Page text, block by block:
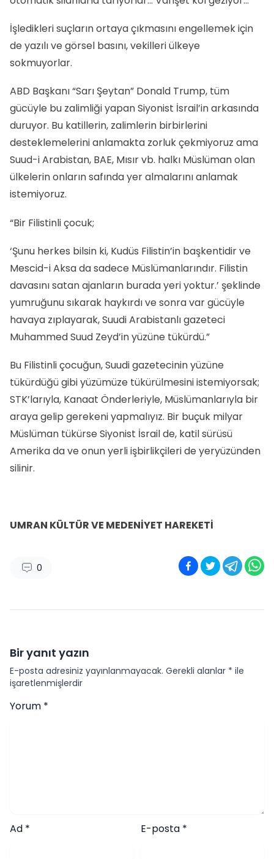
İşledikleri suçların ortaya çıkmasını engellemek için
de yazılı ve görsel basını, vekilleri ülkeye
sokmuyorlar.
ABD Başkanı “Sarı Şeytan” Donald Trump, tüm
gücüyle bu zalimliği yapan Siyonist İsrail’in arkasında
duruyor. Bu katillerin, zalimlerin birbirlerini
desteklemelerini anlamakta zorluk çekmiyoruz ama
Suud-i Arabistan, BAE, Mısır vb. halkı Müslüman olan
ülkelerin onların safında yer almalarını anlamak
istemiyoruz.
“Bir Filistinli çocuk;
‘Şunu herkes bilsin ki, Kudüs Filistin’in başkentidir ve
Mescid-i Aksa da sadece Müslümanlarındır. Filistin
davasını satan ajanların burada yeri yoktur.’ şeklinde
yumruğunu sıkarak haykırdı ve sonra var gücüyle
havaya zıplayarak, Suudi Arabistanlı gazeteci
Muhammed Suud Zeyd’in yüzüne tükürdü.”
Bu Filistinli çocuğun, Suudi gazetecinin yüzüne
tükürdüğü gibi yüzümüze tükürülmesini istemiyorsak;
STK’larıyla, Kanaat Önderleriyle, Müslümanlarıyla bir
araya gelip gerekeni yapmalıyız. Bir buçuk milyar
Müslüman tükürse Siyonist İsrail de, katil sürüsü
Amerika da ve onun yerli işbirlikçileri de yeryüzünden
silinir.
UMRAN KÜLTÜR VE MEDENİYET HAREKETİ
0
Bir yanıt yazın
E-posta adresiniz yayınlanmayacak. Gerekli alanlar * ile
işaretlenmişlerdir
Yorum *
Ad * E-posta *